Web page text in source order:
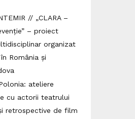
// „CLARA –
– proiect
organizat
România și
ateliere
cu actorii teatrului
retrospective de film